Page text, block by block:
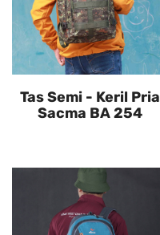
Tas Semi - Keril Pria
Sacma BA 254